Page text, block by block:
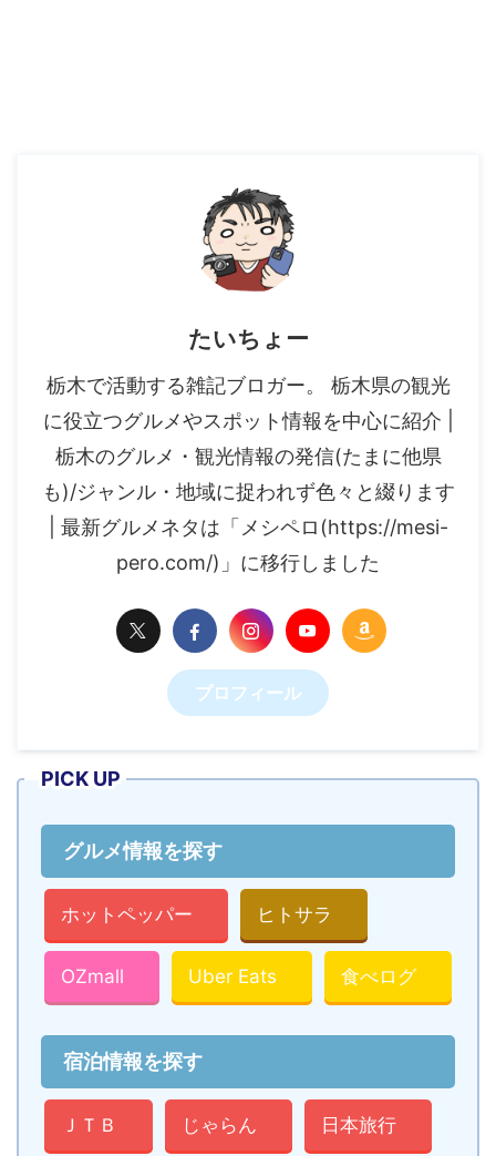
たいちょー
栃木で活動する雑記ブロガー。 栃木県の観光
に役立つグルメやスポット情報を中心に紹介 |
栃木のグルメ・観光情報の発信(たまに他県
も)/ジャンル・地域に捉われず色々と綴ります
| 最新グルメネタは「メシペロ(https://mesi-
pero.com/)」に移行しました
プロフィール
PICK UP
グルメ情報を探す
ホットペッパー ヒトサラ
OZmall Uber Eats 食べログ
宿泊情報を探す
ＪＴＢ じゃらん 日本旅行